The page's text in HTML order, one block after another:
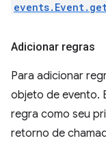
Adicionar regras
Para adicionar
objeto de evento.
regra como seu
retorno de